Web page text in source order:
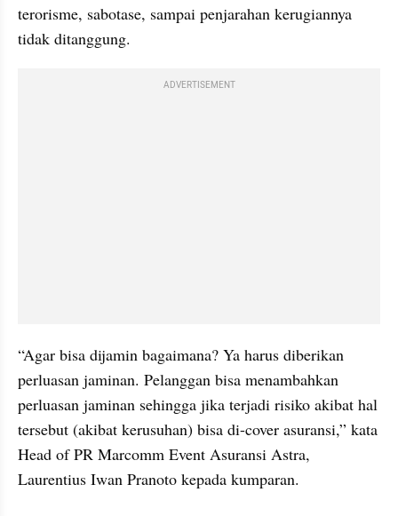
terorisme, sabotase, sampai penjarahan kerugiannya
tidak ditanggung.
ADVERTISEMENT
“Agar bisa dijamin bagaimana? Ya harus diberikan
perluasan jaminan. Pelanggan bisa menambahkan
perluasan jaminan sehingga jika terjadi risiko akibat hal
tersebut (akibat kerusuhan) bisa di-cover asuransi,” kata
Head of PR Marcomm Event Asuransi Astra,
Laurentius Iwan Pranoto kepada kumparan.